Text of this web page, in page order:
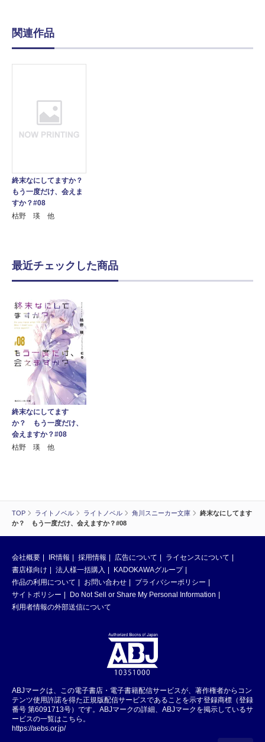
TOP ライトノベル ライトノベル 角川スニーカー文庫
終末なにしてます
か？ もう一度だけ、会えますか？#08
関連作品
終末なにしてますか？
もう一度だけ、会えま
すか？#08
枯野 瑛 他
最近チェックした商品
終末なにしてます
か？ もう一度だけ、
会えますか？#08
枯野 瑛 他
会社概要 IR情報 採用情報 広告について
ライセンスについて
書店様向け
法人様一括購入
KADOKAWAグループ
作品の利用について
お問い合わせ
プライバシーポリシー
サイトポリシー
Do Not Sell or Share My Personal Information
利用者情報の外部送信について
ABJマークは、この電子書店・電子書籍配信サービスが、著作権者からコン
テンツ使用許諾を得た正規版配信サービスであることを示す登録商標（登録
番号 第6091713号）です。ABJマークの詳細、ABJマークを掲示しているサ
ービスの一覧はこちら。
https://aebs.or.jp/